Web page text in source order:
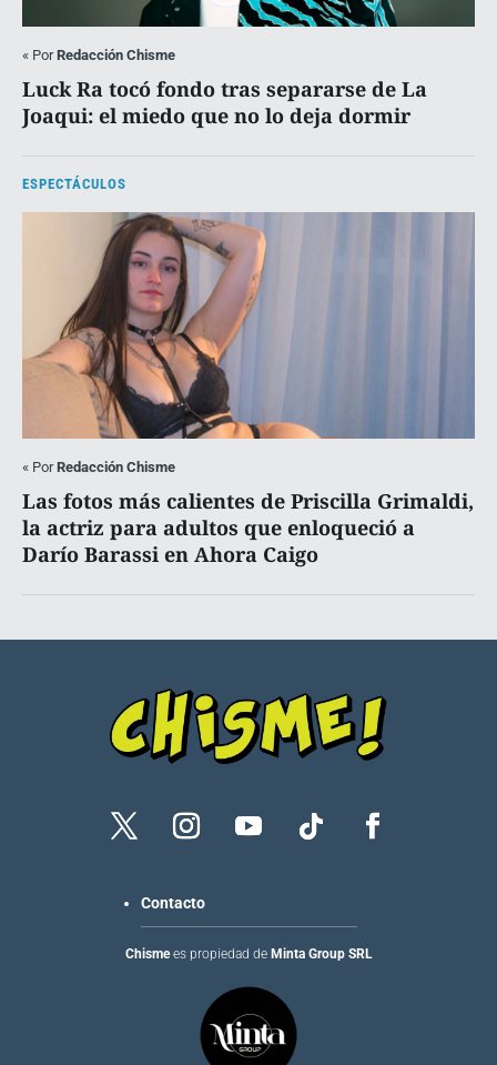
« PorRedacción Chisme
Luck Ra tocó fondo tras separarse de La
Joaqui: el miedo que no lo deja dormir
ESPECTÁCULOS
« PorRedacción Chisme
Las fotos más calientes de Priscilla Grimaldi,
la actriz para adultos que enloqueció a
Darío Barassi en Ahora Caigo
Contacto
Chismees propiedad de Minta Group SRL